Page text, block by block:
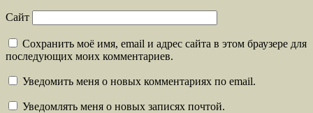
Сайт
Сохранить моё имя, email и адрес сайта в этом браузере для
последующих моих комментариев.
Уведомить меня о новых комментариях по email.
Уведомлять меня о новых записях почтой.